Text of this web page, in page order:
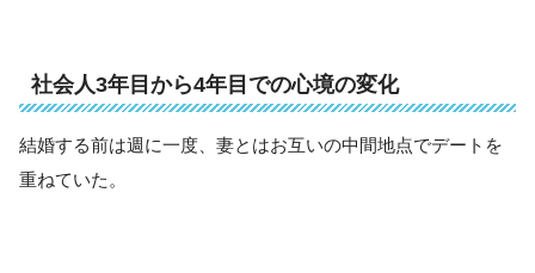
社会人3年目から4年目での心境の変化
結婚する前は週に一度、妻とはお互いの中間地点でデートを
重ねていた。